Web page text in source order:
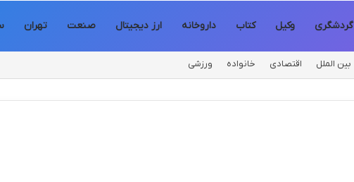
گردشگری وکیل کتاب داروخانه ارز دیجیتال صنعت تهران
بین الملل اقتصادی خانواده ورزشی